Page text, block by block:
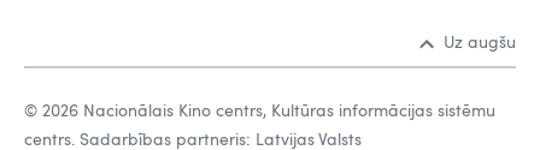
Uz augšu
© 2026 Nacionālais Kino centrs, Kultūras informācijas sistēmu
centrs. Sadarbības partneris: Latvijas Valsts